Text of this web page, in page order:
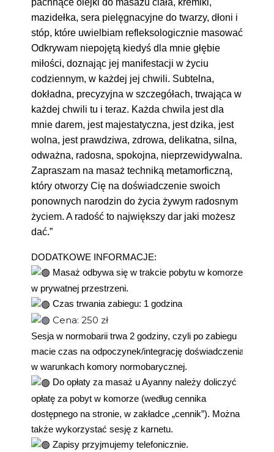
mazidełka, sera pielęgnacyjne do twarzy, dłoni i
stóp, które uwielbiam refleksologicznie masować.
Odkrywam niepojętą kiedyś dla mnie głębie
miłości, doznając jej manifestacji w życiu
codziennym, w każdej jej chwili. Subtelna,
dokładna, precyzyjna w szczegółach, trwająca w
każdej chwili tu i teraz. Każda chwila jest dla
mnie darem, jest majestatyczna, jest dzika, jest
wolna, jest prawdziwa, zdrowa, delikatna, silna,
odważna, radosna, spokojna, nieprzewidywalna.
Zapraszam na masaż techniką metamorficzną,
który otworzy Cię na doświadczenie swoich
ponownych narodzin do życia żywym radosnym
życiem. A radość to największy dar jaki możesz
dać.”
DODATKOWE INFORMACJE:
Masaż odbywa się w trakcie pobytu w komorze,
w prywatnej przestrzeni.
Czas trwania zabiegu: 1 godzina
Cena: 250 zł
Sesja w normobarii trwa 2 godziny, czyli po zabiegu
macie czas na odpoczynek/integrację doświadczenia
w warunkach komory normobarycznej.
Do opłaty za masaż u Ayanny należy doliczyć
opłatę za pobyt w komorze (według cennika
dostępnego na stronie, w zakładce „cennik”). Można
także wykorzystać sesję z karnetu.
Zapisy przyjmujemy telefonicznie.